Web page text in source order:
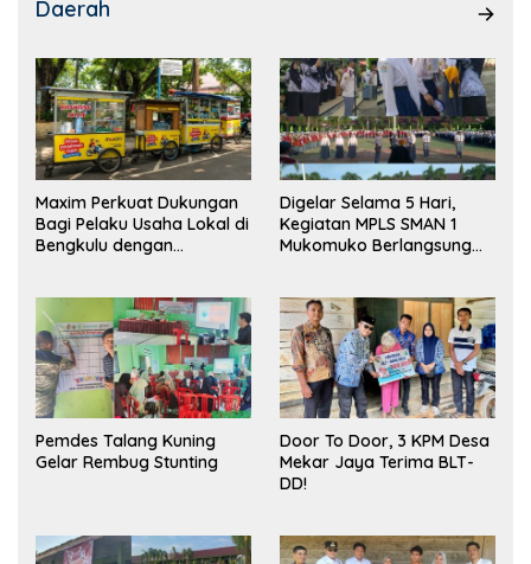
Daerah
Maxim Perkuat Dukungan
Bagi Pelaku Usaha Lokal di
Bengkulu dengan
Pasar
Digelar Selama 5 Hari,
Kegiatan MPLS SMAN 1
Mukomuko Berlangsung
Pemdes Talang Kuning
Gelar Rembug Stunting
Door To Door, 3 KPM Desa
Mekar Jaya Terima BLT-
DD!